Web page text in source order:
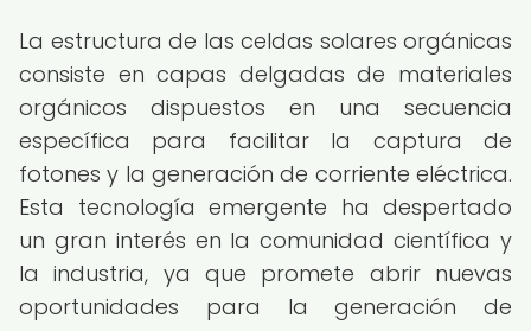
La estructura de las celdas solares orgánicas
consiste en capas delgadas de materiales
orgánicos dispuestos en una secuencia
específica para facilitar la captura de
fotones y la generación de corriente eléctrica.
Esta tecnología emergente ha despertado
un gran interés en la comunidad científica y
la industria, ya que promete abrir nuevas
oportunidades para la generación de